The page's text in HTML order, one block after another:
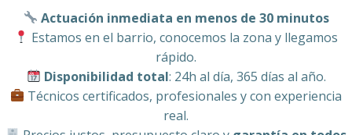
Actuación inmediata en menos de 30 minutos
Estamos en el barrio, conocemos la zona y llegamos
rápido.
Disponibilidad total: 24h al día, 365 días al año.
Técnicos certificados, profesionales y con experiencia
real.